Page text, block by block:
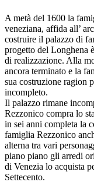
A metà del 1600 la
veneziana, affida all’
costruire il palazzo di
progetto del Longhena
di realizzazione. Alla
ancora terminato e la
sua costruzione ragion
incompleto.
Il palazzo rimane
Rezzonico compra lo
in sei anni completa la
famiglia Rezzonico
alterna tra vari
piano piano gli arredi
di Venezia lo acquista
Settecento.